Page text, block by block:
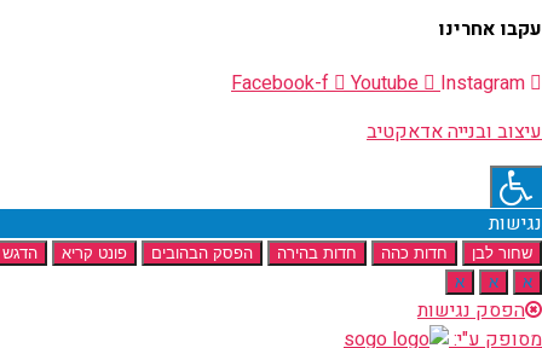
עקבו אחרינו
Facebook-f
Youtube
Instagram
עיצוב ובנייה אדאקטיב
נגישות
שחור לבן חדות כהה חדות בהירה הפסק הבהובים פונט קריא
הדגש
א
א א
הפסק נגישות
מסופק ע"י: